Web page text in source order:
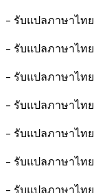
- รับแปลภาษาไท
- รับแปลภาษาไท
- รับแปลภาษาไท
- รับแปลภาษาไท
- รับแปลภาษาไท
- รับแปลภาษาไท